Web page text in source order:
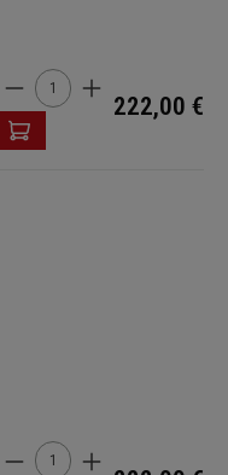
Cantidad del
222,00 €
Cantidad del